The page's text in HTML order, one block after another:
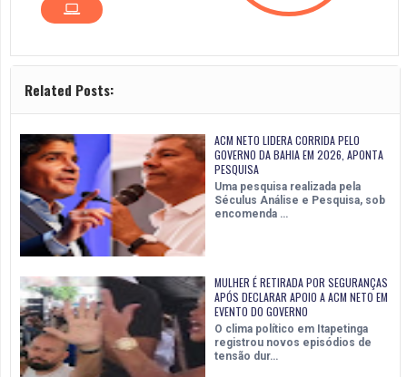
Related Posts:
ACM NETO LIDERA CORRIDA PELO
GOVERNO DA BAHIA EM 2026, APONTA
PESQUISA
Uma pesquisa realizada pela
Séculus Análise e Pesquisa, sob
encomenda …
MULHER É RETIRADA POR SEGURANÇAS
APÓS DECLARAR APOIO A ACM NETO EM
EVENTO DO GOVERNO
O clima político em Itapetinga
registrou novos episódios de
tensão dur…